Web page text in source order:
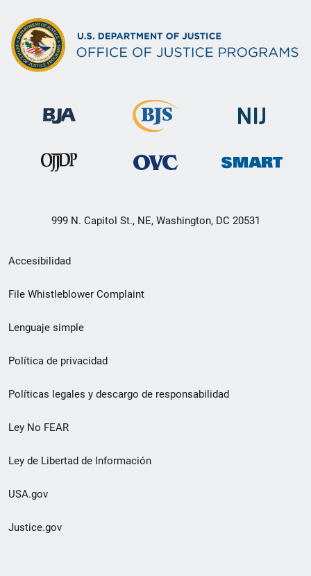
999 N. Capitol St., NE, Washington, DC 20531
Menú
de
de
pie
de
página
Accesibilidad
File Whistleblower Complaint
Lenguaje simple
Política de privacidad
Políticas legales y descargo de responsabilidad
Ley No FEAR
Ley de Libertad de Información
USA.gov
Justice.gov